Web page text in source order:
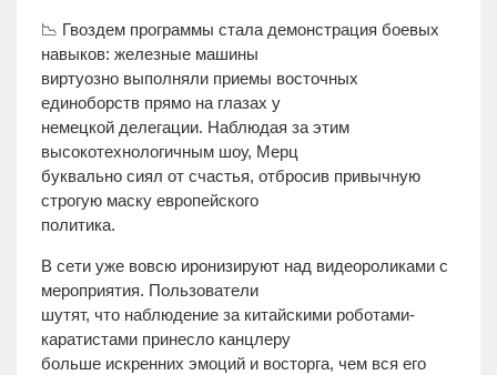
📉 Гвоздем программы стала демонстрация боевых
навыков: железные машины
виртуозно выполняли приемы восточных
единоборств прямо на глазах у
немецкой делегации. Наблюдая за этим
высокотехнологичным шоу, Мерц
буквально сиял от счастья, отбросив привычную
строгую маску европейского
политика.
В сети уже вовсю иронизируют над видеороликами с
мероприятия. Пользователи
шутят, что наблюдение за китайскими роботами-
каратистами принесло канцлеру
больше искренних эмоций и восторга, чем вся его